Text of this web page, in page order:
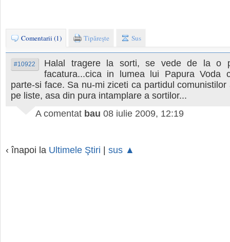
Comentarii (1) Tipăreşte Sus
#10922
Halal tragere la sorti, se vede de la o
facatura...cica in lumea lui Papura Voda
parte-si face. Sa nu-mi ziceti ca partidul comunistilor
pe liste, asa din pura intamplare a sortilor...
A comentat bau 08 iulie 2009, 12:19
‹ înapoi la Ultimele Ştiri sus ▲